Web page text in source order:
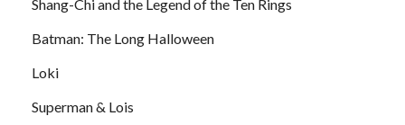
Shang-Chi and the Legend of the Ten Rings
Batman: The Long Halloween
Loki
Superman & Lois